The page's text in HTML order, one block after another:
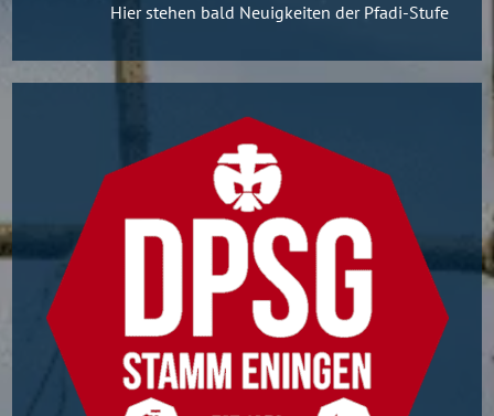
Hier stehen bald Neuigkeiten der Pfadi-Stufe